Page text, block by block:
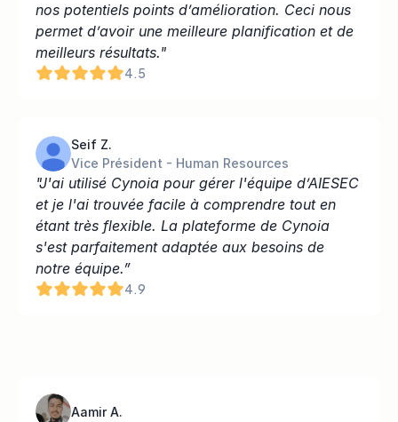
nos potentiels points d’amélioration. Ceci nous
permet d’avoir une meilleure planification et de
meilleurs résultats."
4.5
Seif Z.
Vice Président - Human Resources
"J'ai utilisé Cynoia pour gérer l'équipe d’AIESEC
et je l'ai trouvée facile à comprendre tout en
étant très flexible. La plateforme de Cynoia
s'est parfaitement adaptée aux besoins de
notre équipe.”
4.9
Aamir A.